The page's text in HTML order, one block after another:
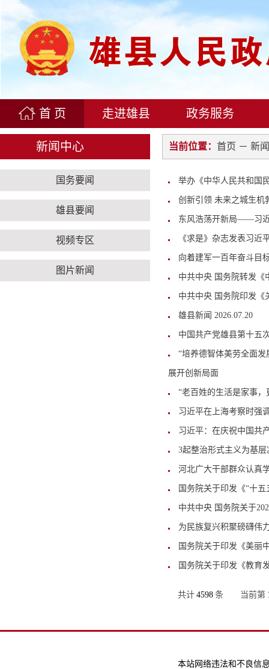
首 页 走进雄县 政务服务
新闻中心
国务要闻
雄县要闻
视频专区
图片新闻
当前位置： 首页 － 新
举办《中华人民共和国
创新引领 未来之城生机
东风浩荡开新局——习
《求是》杂志发表习近
向着建军一百年奋斗目
中共中央 国务院转发《
中共中央 国务院印发《
雄县新闻 2026.07.20
中国共产党雄县第十五
“培养德智体美劳全面
展开创新局面
“老百姓的生活是家事
习近平在上海考察时强
习近平：在庆祝中国共
3起整治形式主义为基
河北广大干部群众认真
国务院关于印发《“十
中共中央 国务院关于
为民族复兴积聚磅礴伟
国务院关于印发《美丽
国务院关于印发《教育
共计 4598 条 当前第
本站网络违法和不良信